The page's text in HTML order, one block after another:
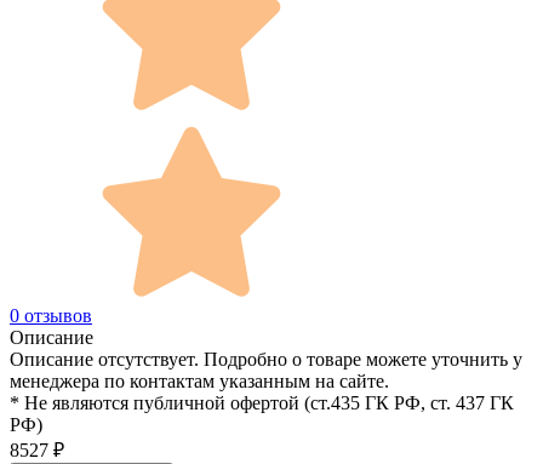
0 отзывов
Описание
Описание отсутствует. Подробно о товаре можете уточнить у
менеджера по контактам указанным на сайте.
* Не являются публичной офертой (ст.435 ГК РФ, cт. 437 ГК
РФ)
8527 ₽